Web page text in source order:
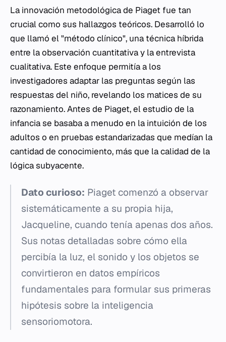
La innovación metodológica de Piaget fue tan
crucial como sus hallazgos teóricos. Desarrolló lo
que llamó el "método clínico", una técnica híbrida
entre la observación cuantitativa y la entrevista
cualitativa. Este enfoque permitía a los
investigadores adaptar las preguntas según las
respuestas del niño, revelando los matices de su
razonamiento. Antes de Piaget, el estudio de la
infancia se basaba a menudo en la intuición de los
adultos o en pruebas estandarizadas que medían la
cantidad de conocimiento, más que la calidad de la
lógica subyacente.
Dato curioso: Piaget comenzó a observar
sistemáticamente a su propia hija,
Jacqueline, cuando tenía apenas dos años.
Sus notas detalladas sobre cómo ella
percibía la luz, el sonido y los objetos se
convirtieron en datos empíricos
fundamentales para formular sus primeras
hipótesis sobre la inteligencia
sensoriomotora.